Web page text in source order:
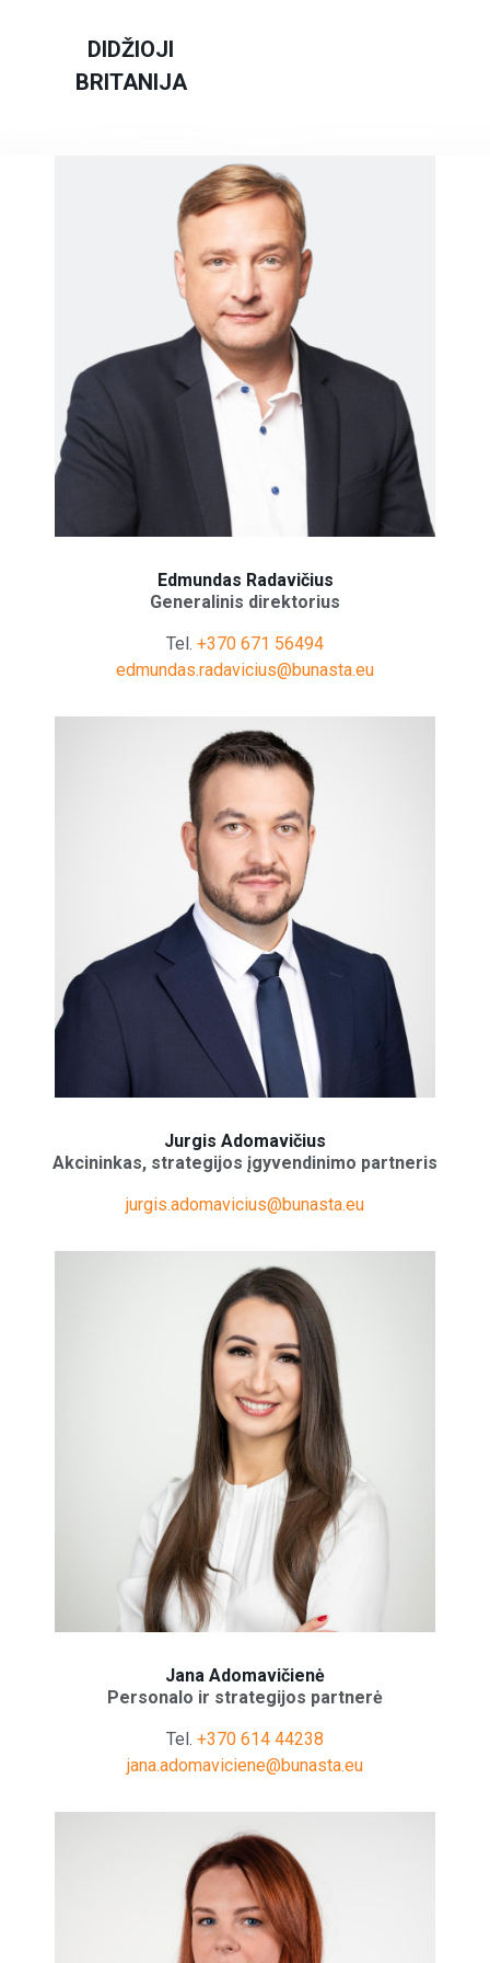
Vilkikų stovėjimo aikštelės
Pagal paslaugą
Pagal šalį
Aptarnavimo centrai
DIDŽIOJI
BRITANIJA
Edmundas Radavičius
Generalinis direktorius
Tel. +370 671 56494
edmundas.radavicius@bunasta.eu
Jurgis Adomavičius
Akcininkas, strategijos įgyvendinimo partneris
jurgis.adomavicius@bunasta.eu
Jana Adomavičienė
Personalo ir strategijos partnerė
Tel. +370 614 44238
jana.adomaviciene@bunasta.eu